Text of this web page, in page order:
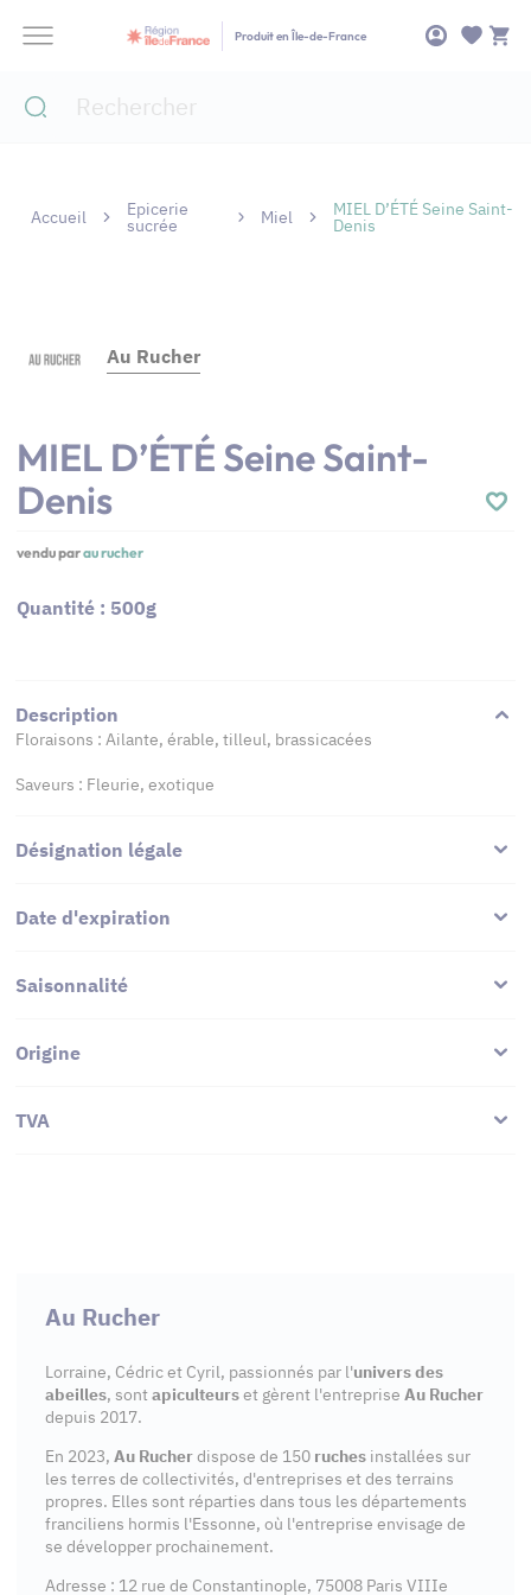
Produit en Île-de-France
Accueil Epicerie
sucrée Miel MIEL D’ÉTÉ Seine Saint-
Denis
Au Rucher
MIEL D’ÉTÉ Seine Saint-
Denis
vendu parau rucher
Quantité : 500g
Description
Floraisons : Ailante, érable, tilleul, brassicacées
Saveurs : Fleurie, exotique
Désignation légale
Date d'expiration
Saisonnalité
Origine
TVA
Au Rucher
Lorraine, Cédric et Cyril, passionnés par l'univers des
abeilles, sontapiculteurset gèrent l'entreprise Au Rucher
depuis 2017.
En 2023, Au Rucherdispose de 150 ruches installées sur
les terres de collectivités, d'entreprises et des terrains
propres. Elles sont réparties dans tous les départements
franciliens hormis l'Essonne, où l'entreprise envisage de
se développer prochainement.
Adresse : 12 rue de Constantinople, 75008 Paris VIIIe